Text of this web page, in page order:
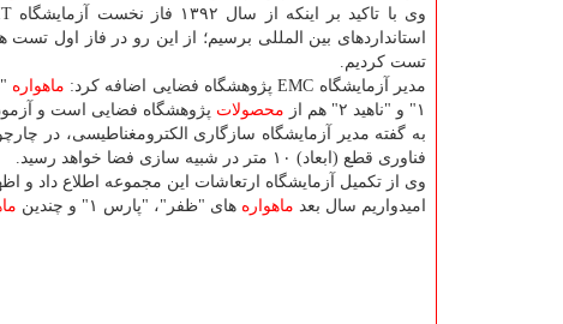
استانداردهای بین المللی برسیم؛ از این رو در فاز اول تست
تست كردیم.
مدیر آزمایشگاه EMC پژوهشگاه فضایی اضافه كرد:
ماهواره
۱" و "ناهید ۲" هم از
محصولات پژوهشگاه فضایی است و
فناوری قطع (ابعاد) ۱۰ متر در شبیه سازی فضا خواهد رسید.
امیدواریم سال بعد ماهواره های "ظفر"، "پارس ۱" و چندین